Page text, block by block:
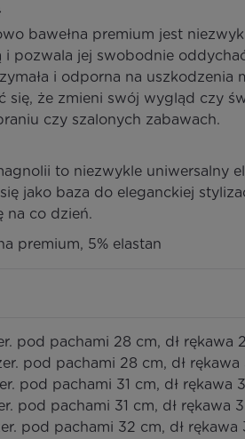
bawełna premium jest
i pozwala jej swobodnie
i odporna na uszkodzenia
się, że zmieni swój wygląd czy
czy szalonych zabawach.
to niezwykle uniwersalny
jako baza do eleganckiej
na co dzień.
premium, 5% elastan
pod pachami 28 cm, dł rękawa
pod pachami 28 cm, dł rękawa
pod pachami 31 cm, dł rękawa
pod pachami 31 cm, dł rękawa
pod pachami 32 cm, dł rękawa